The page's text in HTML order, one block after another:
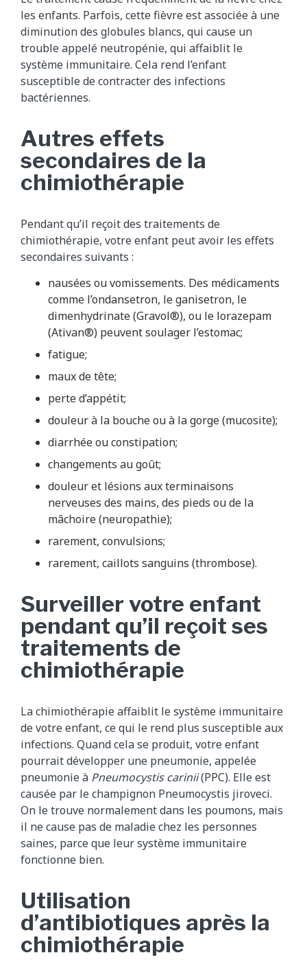
les enfants. Parfois, cette fièvre est associée à une
diminution des globules blancs, qui cause un
trouble appelé neutropénie, qui affaiblit le
système immunitaire. Cela rend l’enfant
susceptible de contracter des infections
bactériennes.
Autres effets
secondaires de la
chimiothérapie
Pendant qu’il reçoit des traitements de
chimiothérapie, votre enfant peut avoir les effets
secondaires suivants :
nausées ou vomissements. Des médicaments
comme l’ondansetron, le ganisetron, le
dimenhydrinate (Gravol®), ou le lorazepam
(Ativan®) peuvent soulager l’estomac;
fatigue;
maux de tête;
perte d’appétit;
douleur à la bouche ou à la gorge (mucosite);
diarrhée ou constipation;
changements au goût;
douleur et lésions aux terminaisons
nerveuses des mains, des pieds ou de la
mâchoire (neuropathie);
rarement, convulsions;
rarement, caillots sanguins (thrombose).
Surveiller votre enfant
pendant qu’il reçoit ses
traitements de
chimiothérapie
La chimiothérapie affaiblit le système immunitaire
de votre enfant, ce qui le rend plus susceptible aux
infections. Quand cela se produit, votre enfant
pourrait développer une pneumonie, appelée
pneumonie à Pneumocystis carinii(PPC). Elle est
causée par le champignon Pneumocystis jiroveci.
On le trouve normalement dans les poumons, mais
il ne cause pas de maladie chez les personnes
saines, parce que leur système immunitaire
fonctionne bien.
Utilisation
d’antibiotiques après la
chimiothérapie